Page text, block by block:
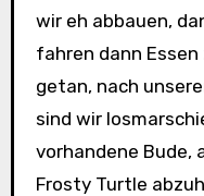
wir eh abbauen,
fahren dann
getan, nach
sind wir
vorhandene Bude,
Frosty Turtle